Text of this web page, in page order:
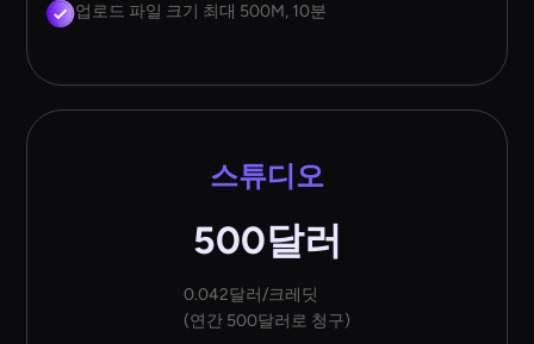
업로드 파일 크기 최대 500M, 10분
스튜디오
500달러
0.042달러/크레딧
(연간 500달러로 청구)